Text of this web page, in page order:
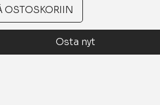
OSTOSKORIIN
Osta nyt